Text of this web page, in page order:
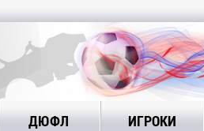
ДЮФЛ ИГРОКИ